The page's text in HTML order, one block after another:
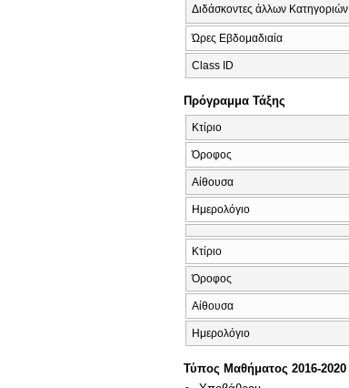
Διδάσκοντες άλλων Κατηγοριών
Ώρες Εβδομαδιαία
Class ID
Πρόγραμμα Τάξης
Κτίριο
Όροφος
Αίθουσα
Ημερολόγιο
Κτίριο
Όροφος
Αίθουσα
Ημερολόγιο
Τύπος Μαθήματος 2016-2020